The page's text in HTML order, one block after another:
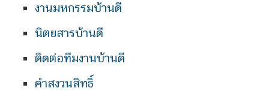
งานมหกรรมบ้านดี
นิตยสารบ้านดี
ติดต่อทีมงานบ้านดี
คำสงวนสิทธิ์